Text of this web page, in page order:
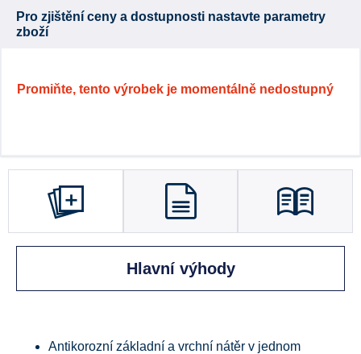
Pro zjištění ceny a dostupnosti nastavte parametry
zboží
Promiňte, tento výrobek je momentálně nedostupný
Hlavní výhody
Antikorozní základní a vrchní nátěr v jednom